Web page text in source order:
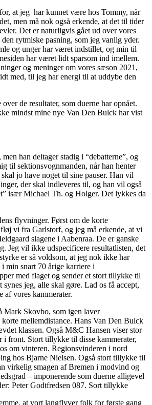
at jeg har kunnet være hos Tommy, når
men må nok også erkende, at det til tider
Det er naturligvis gået ud over vores
rytmiske pasning, som jeg vanlig yder.
og unger har været indstillet, og min til
har været lidt sparsom ind imellem.
og meninger om vores sæson 2021,
med, til jeg har energi til at uddybe den
de resultater, som duerne har opnået.
mindst mine nye Van Den Bulck har vist
han deltager stadig i “debatterne”, og
til sektionsvognmanden, når han henter
jo have noget til sine pauser. Han vil
der skal indleveres til, og han vil også
især Michael Th. og Holger. Det lykkes da
flyvninger. Først om de korte
vi fra Garlstorf, og jeg må erkende, at vi
slagene i Aabenraa. De er ganske
Jeg vil ikke udspecificere resultatlisten, det
er så voldsom, at jeg nok ikke har
min snart 70 årige karriere i
med flaget og sender et stort tillykke til
jeg, alle skal gøre. Lad os få accept,
af vores kammerater.
Mark Skovbo, som igen laver
mellemdistance. Hans Van Den Bulck
klassen. Også M&C Hansen viser stor
i front. Stort tillykke til disse kammerater,
om vinteren. Regionsvinderen i nord
hos Bjarne Nielsen. Også stort tillykke til
virkelig smagen af Bremen i modvind og
– imponerende som duerne alligevel
Peter Godtfredsen 087. Sort tillykke
at vort langflyver folk for første gang